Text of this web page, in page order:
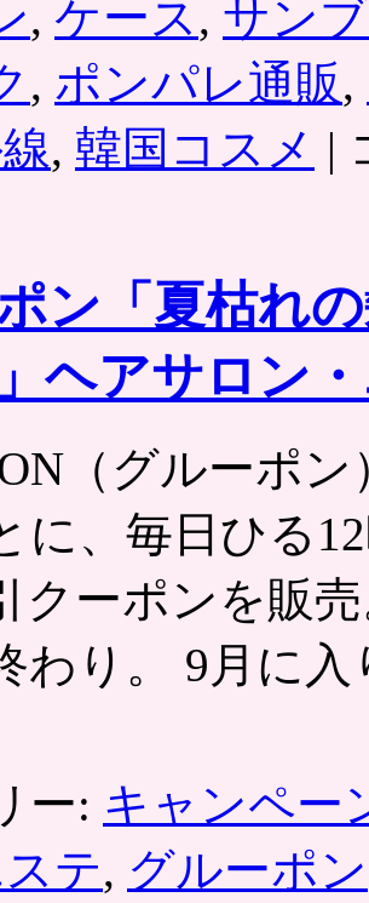
, ケース, サン
, ポンパレ通販,
, 韓国コスメ |
ア
イ
オ
ル
イ
ワ
美
容
ァ
ン
ッ
ト
共
同
ン「夏枯れ
ヘアサロン
（グルーポ
に、毎日ひる
クーポンを販
わり。 9月に
ー: キャンペー
テ, グルーポン